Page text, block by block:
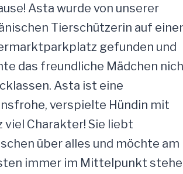
Asta wurde von unserer
Tierschützerin auf
gefunden und
das freundliche Mädchen
Asta ist eine
verspielte Hündin mit
viel Charakter! Sie liebt
über alles und möchte am
immer im Mittelpunkt